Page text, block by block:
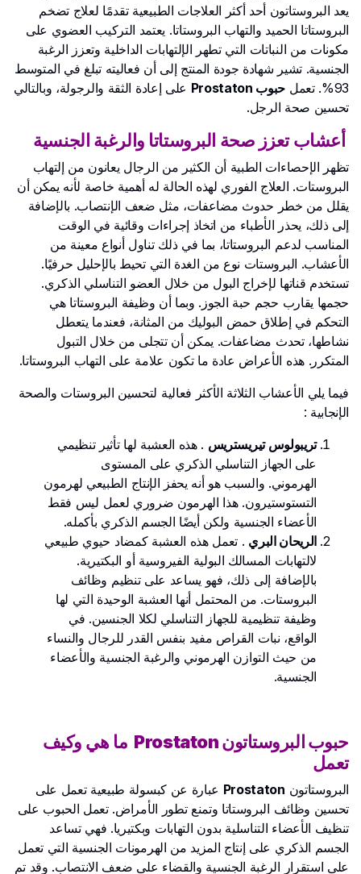
يعد البروستاتون أحد أكثر العلاجات الطبيعية تقدمًا لعلاج تضخم
البروستاتا الحميد والتهاب البروستاتا. يعتمد التركيب العضوي على
مكونات من النباتات التي تطهر الإلتهابات الداخلية وتعزز الرغبة
الجنسية. تشير شهادة جودة المنتج إلى أن فعاليته تبلغ في المتوسط
​​93%. تعمل
حبوب Prostaton
على إعادة الثقة والرجولة، وبالتالي
تحسين صحة الرجل.
أعشاب تعزز صحة البروستاتا والرغبة الجنسية
تظهر الإحصاءات الطبية أن الكثير من الرجال يعانون من إلتهاب
البروستات. العلاج الفوري لهذه الحالة له أهمية خاصة لأنه يمكن أن
يقلل من خطر حدوث مضاعفات، مثل ضعف الإنتصاب. بالإضافة
إلى ذلك، يحذر الأطباء من اتخاذ إجراءات وقائية في الوقت
المناسب لدعم البروستاتا، بما في ذلك تناول أنواع معينة من
الأعشاب. البروستات نوع من الغدة التي تحيط بالإحليل حرفيًا.
تستخدم قناتها لإخراج البول من خلال العضو التناسلي الذكري.
حجمها يقارب حجم حبة الجوز. وبما أن وظيفة البروستاتا هي
التحكم في إطلاق حمض البوليك من المثانة، فعندما يتعطل
نشاطها، تحدث مضاعفات. يمكن أن تتجلى من خلال التبول
المتكرر. هذه الأعراض عادة ما تكون علامة على التهاب البروستاتا.
فيما يلي الأعشاب الثلاثة الأكثر فعالية لتحسين البروستات والصحة
الإنجابية :
تريبولوس تيريستريس . هذه العشبة لها تأثير تنظيمي
على الجهاز التناسلي الذكري على المستوى
الهرموني. والسبب هو أنه يحفز الإنتاج الطبيعي لهرمون
التستوستيرون. هذا الهرمون ضروري لعمل ليس فقط
الأعضاء الجنسية ولكن أيضًا الجسم الذكري بأكمله.
الريحان البري . تعمل هذه العشبة كمضاد حيوي طبيعي
لالتهابات المسالك البولية الفيروسية أو البكتيرية.
بالإضافة إلى ذلك، فهو يساعد على تنظيم وظائف
البروستات. من المحتمل أنها العشبة الوحيدة التي لها
وظيفة تنظيمية للجهاز التناسلي لكلا الجنسين. في
الواقع، نبات القراص مفيد بنفس القدر للرجال والنساء
من حيث التوازن الهرموني والرغبة الجنسية والأعضاء
الجنسية.
حبوب البروستاتون Prostaton
ما هي وكيف
تعمل
البروستاتون Prostaton عبارة عن كبسولة طبيعية تعمل على
تحسين وظائف البروستاتا وتمنع تطور الأمراض. تعمل الحبوب على
تنظيف الأعضاء التناسلية بدون التهابات وبكتيريا. فهي تساعد
الجسم الذكري على إنتاج المزيد من الهرمونات الجنسية التي تعمل
على استقرار الرغبة الجنسية والقضاء على ضعف الانتصاب. وقد تم